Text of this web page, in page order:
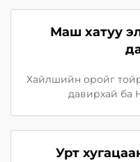
Маш хатуу
Хайлшийн оройг
давирхай ба
Урт